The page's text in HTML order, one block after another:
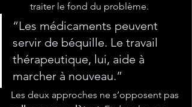
traiter le fond du problème.
“Les médicaments peuvent
servir de béquille. Le travail
thérapeutique, lui, aide à
marcher à nouveau.”
Les deux approches ne s’opposent pas